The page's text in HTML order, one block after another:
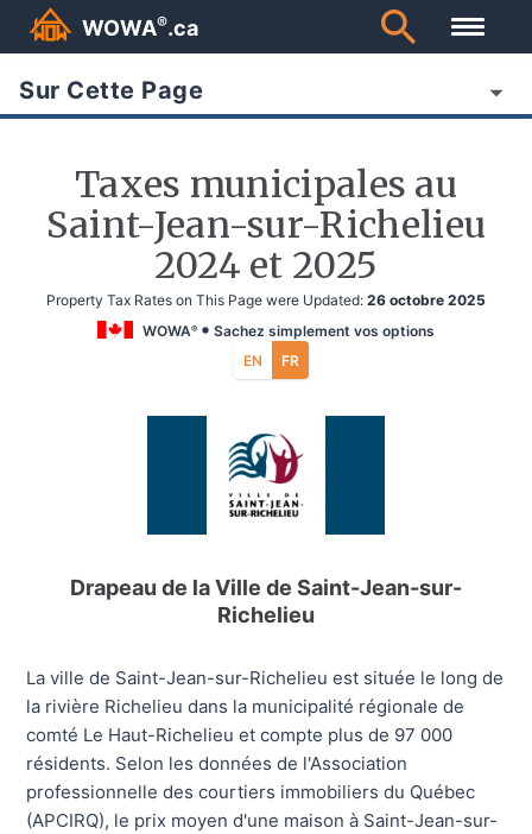
WOWA®.ca
Sur Cette Page
Taxes municipales au
Saint-Jean-sur-Richelieu
2024 et 2025
Property Tax Rates on This Page were Updated: 26 octobre 2025
WOWA®
Sachez simplement vos options
EN
FR
Drapeau de la Ville de Saint-Jean-sur-
Richelieu
La ville de Saint-Jean-sur-Richelieu est située le long de
la rivière Richelieu dans la municipalité régionale de
comté Le Haut-Richelieu et compte plus de 97 000
résidents. Selon les données de l'Association
professionnelle des courtiers immobiliers du Québec
(APCIRQ), le prix moyen d'une maison à Saint-Jean-sur-